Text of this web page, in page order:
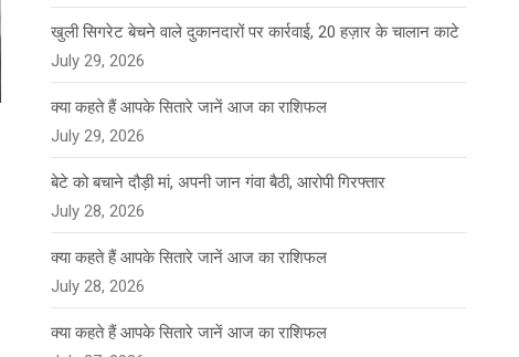
खुली सिगरेट बेचने वाले दुकानदारों पर कार्रवाई, 20 हज़ार के चालान काटे
July 29, 2026
क्या कहते हैं आपके सितारे जानें आज का राशिफल
July 29, 2026
बेटे को बचाने दौड़ी मां, अपनी जान गंवा बैठी, आरोपी गिरफ्तार
July 28, 2026
क्या कहते हैं आपके सितारे जानें आज का राशिफल
July 28, 2026
क्या कहते हैं आपके सितारे जानें आज का राशिफल